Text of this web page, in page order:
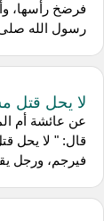
فرضخ رأسها،
رسول الله
لا يحل قتل
عن عائشة أم
قال: " لا يحل
فيرجم، ورجل